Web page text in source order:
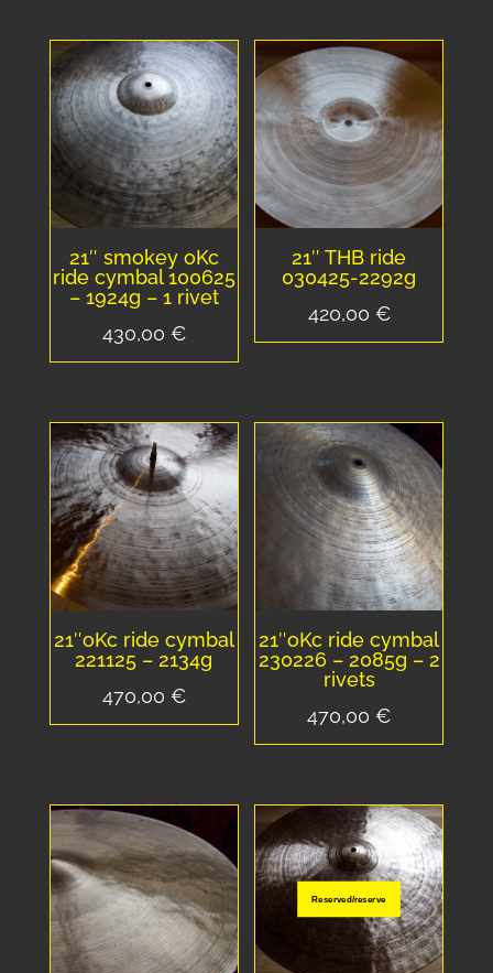
21″ smokey oKc
ride cymbal 100625
– 1924g – 1 rivet
430,00 €
21″ THB ride
030425-2292g
420,00 €
21″oKc ride cymbal
221125 – 2134g
470,00 €
21″oKc ride cymbal
230226 – 2085g – 2
rivets
470,00€
Reserved/reserve